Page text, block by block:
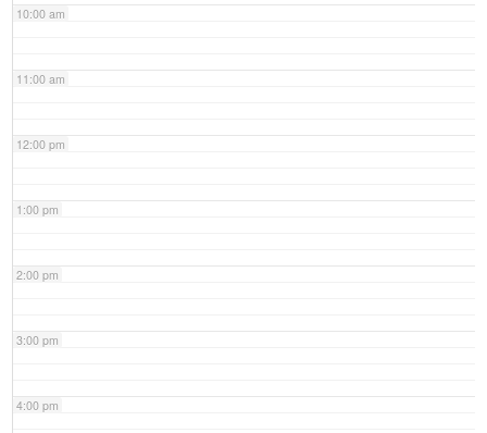
10:00 am
11:00 am
12:00 pm
1:00 pm
2:00 pm
3:00 pm
4:00 pm